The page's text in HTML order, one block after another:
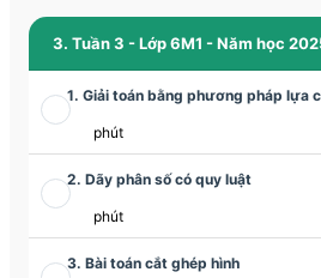
3. Tuần 3 - Lớp 6M1 - Năm học
1. Giải toán bằng phương pháp lựa
phút
2. Dãy phân số có quy luật
phút
3. Bài toán cắt ghép hình